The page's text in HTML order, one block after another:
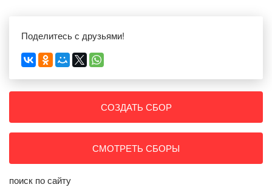
Поделитесь с друзьями!
СОЗДАТЬ СБОР
СМОТРЕТЬ СБОРЫ
поиск по сайту